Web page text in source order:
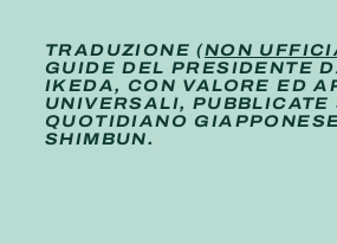
TRADUZIONE (NON
GUIDE DEL PRESIDENTE
IKEDA, CON VALORE ED
UNIVERSALI, PUBBLICATE
QUOTIDIANO
SHIMBUN.